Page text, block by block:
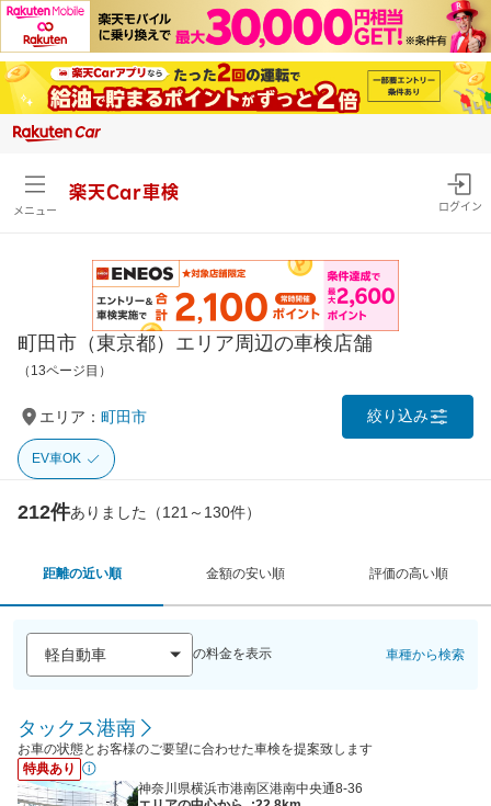
メニュー
楽天Car車検
ログイン
町田市（東京都）エリア周辺の車検店舗
（13ページ目）
エリア： 町田市 絞り込み
EV車OK
212件ありました（121～130件）
距離の近い順 金額の安い順 評価の高い順
の料金を表示 車種から検索
タックス港南
お車の状態とお客様のご要望に合わせた車検を提案致します
特典あり
神奈川県横浜市港南区港南中央通8-36